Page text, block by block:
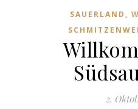
SAUERLAND,
2.